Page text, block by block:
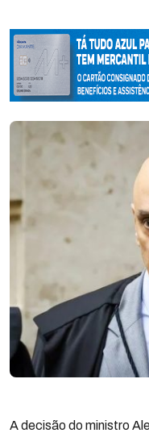
A decisão do ministro